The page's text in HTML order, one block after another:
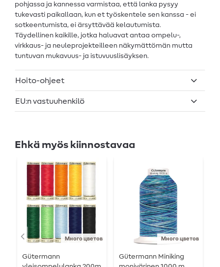
pohjassa ja kannessa varmistaa, että lanka pysyy
tukevasti paikallaan, kun et työskentele sen kanssa - ei
sotkeentumista, ei ärsyttävää kelautumista.
Täydellinen kaikille, jotka haluavat antaa ompelu-,
virkkaus- ja neuleprojekteilleen näkymättömän mutta
tuntuvan mukavuus- ja istuvuuslisäyksen.
Hoito-ohjeet
EU:n vastuuhenkilö
Ehkä myös kiinnostavaa
Много цветов
Gütermann
Много цветов
Gütermann Miniking